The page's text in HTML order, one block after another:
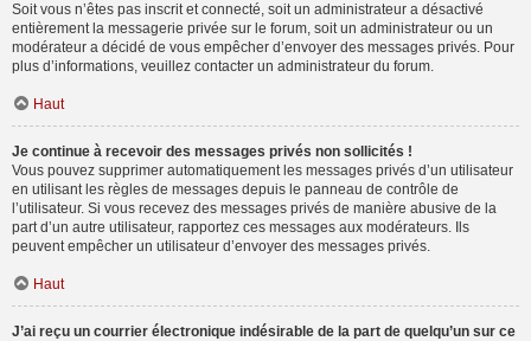
Soit vous n’êtes pas inscrit et connecté, soit un administrateur a désactivé
entièrement la messagerie privée sur le forum, soit un administrateur ou un
modérateur a décidé de vous empêcher d’envoyer des messages privés. Pour
plus d’informations, veuillez contacter un administrateur du forum.
Haut
Je continue à recevoir des messages privés non sollicités !
Vous pouvez supprimer automatiquement les messages privés d’un utilisateur
en utilisant les règles de messages depuis le panneau de contrôle de
l’utilisateur. Si vous recevez des messages privés de manière abusive de la
part d’un autre utilisateur, rapportez ces messages aux modérateurs. Ils
peuvent empêcher un utilisateur d’envoyer des messages privés.
Haut
J’ai reçu un courrier électronique indésirable de la part de quelqu’un sur ce